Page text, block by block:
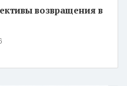
возвращения в